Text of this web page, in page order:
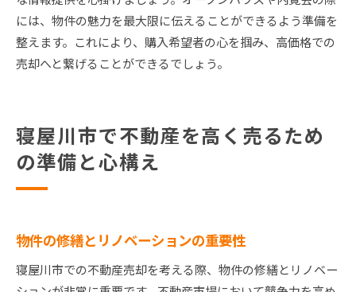
には、物件の魅力を最大限に伝えることができるよう準備を
整えます。これにより、購入希望者の心を掴み、高価格での
売却へと繋げることができるでしょう。
寝屋川市で不動産を高く売るため
の準備と心構え
物件の修繕とリノベーションの重要性
寝屋川市での不動産売却を考える際、物件の修繕とリノベー